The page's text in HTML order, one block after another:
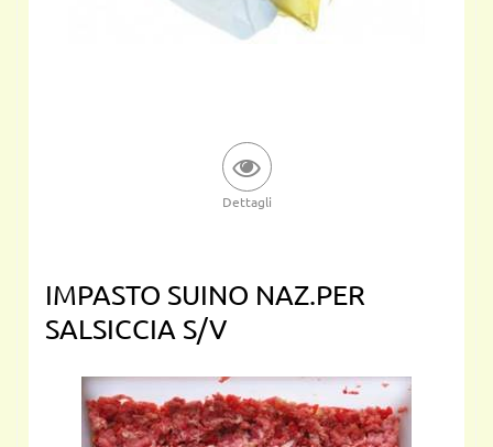
Dettagli
IMPASTO SUINO NAZ.PER
SALSICCIA S/V